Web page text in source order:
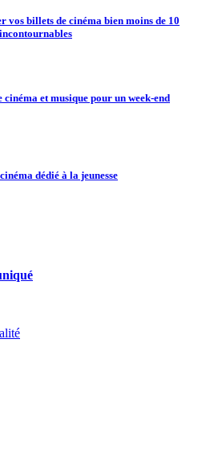
vos billets de cinéma bien moins de 10
et musique pour un week-end
dédié à la jeunesse